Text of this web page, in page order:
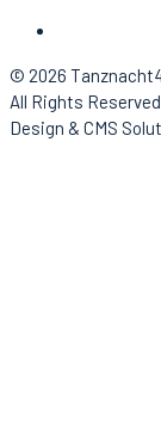
© 2026
All Rights Reserved.
Design & CMS